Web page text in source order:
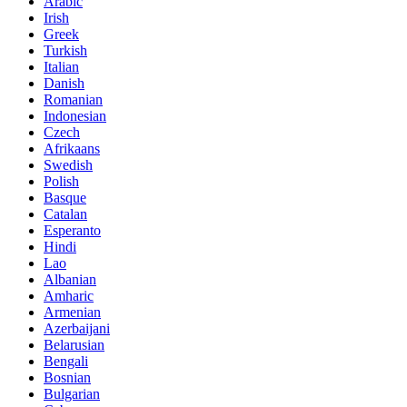
Irish
Greek
Turkish
Italian
Danish
Romanian
Indonesian
Czech
Afrikaans
Swedish
Polish
Basque
Catalan
Esperanto
Hindi
Lao
Albanian
Amharic
Armenian
Azerbaijani
Belarusian
Bengali
Bosnian
Bulgarian